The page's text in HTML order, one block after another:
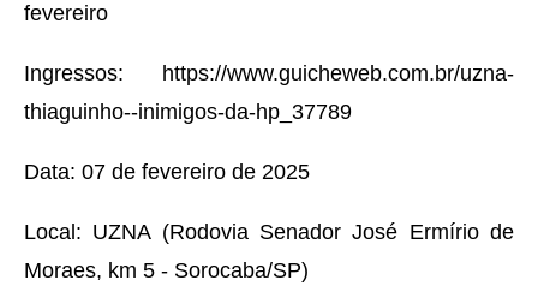
fevereiro
Ingressos: https://www.guicheweb.com.br/uzna-
thiaguinho--inimigos-da-hp_37789
Data: 07 de fevereiro de 2025
Local: UZNA (Rodovia Senador José Ermírio de
Moraes, km 5 - Sorocaba/SP)